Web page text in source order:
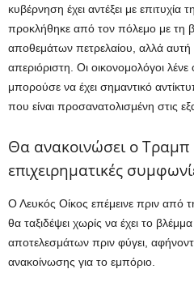
κυβέρνηση έχει αντέξει με επιτυχία
προκλήθηκε από τον πόλεμο με τη
αποθεμάτων πετρελαίου, αλλά αυτή
απεριόριστη. Οι οικονομολόγοι
μπορούσε να έχει σημαντικό
που είναι προσανατολισμένη στις
Θα ανακοινώσει ο Τραμπ
επιχειρηματικές
Ο Λευκός Οίκος επέμεινε πριν από
θα ταξιδέψει χωρίς να έχει το
αποτελεσμάτων πριν φύγει,
ανακοίνωσης για το εμπόριο.